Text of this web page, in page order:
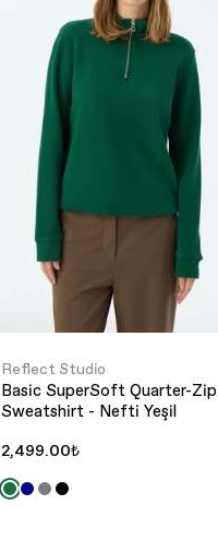
Reflect Studio
Basic SuperSoft Quarter-Zip
Sweatshirt - Nefti Yeşil
2,499.00₺